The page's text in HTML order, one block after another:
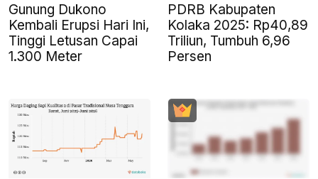
Gunung Dukono
Kembali Erupsi Hari Ini,
Tinggi Letusan Capai
1.300 Meter
PDRB Kabupaten
Kolaka 2025: Rp40,89
Triliun, Tumbuh 6,96
Persen